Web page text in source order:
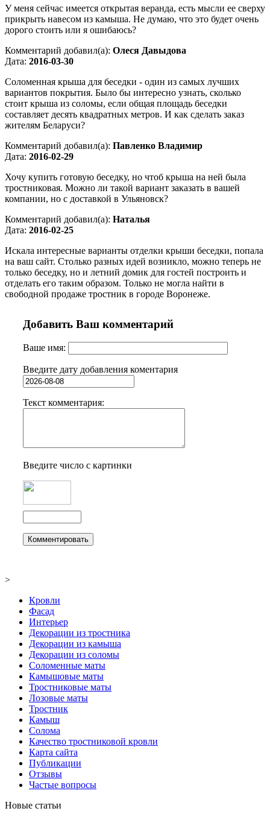
У меня сейчас имеется открытая веранда, есть мысли ее сверху
прикрыть навесом из камыша. Не думаю, что это будет очень
дорого стоить или я ошибаюсь?
Комментарий добавил(а): Олеся Давыдова
Дата: 2016-03-30
Соломенная крыша для беседки - один из самых лучших
вариантов покрытия. Было бы интересно узнать, сколько
стоит крыша из соломы, если общая площадь беседки
составляет десять квадратных метров. И как сделать заказ
жителям Беларуси?
Комментарий добавил(а): Павленко Владимир
Дата: 2016-02-29
Хочу купить готовую беседку, но чтоб крыша на ней была
тростниковая. Можно ли такой вариант заказать в вашей
компании, но с доставкой в Ульяновск?
Комментарий добавил(а): Наталья
Дата: 2016-02-25
Искала интересные варианты отделки крыши беседки, попала
на ваш сайт. Столько разных идей возникло, можно теперь не
только беседку, но и летний домик для гостей построить и
отделать его таким образом. Только не могла найти в
свободной продаже тростник в городе Воронеже.
Добавить Ваш комментарий
Ваше имя:
Введите дату добавления коментария
Текст комментария:
Введите число с картинки
>
Кровли
Фасад
Интерьер
Декорации из тростника
Декорации из камыша
Декорации из соломы
Соломенные маты
Камышовые маты
Тростниковые маты
Лозовые маты
Тростник
Камыш
Солома
Качество тростниковой кровли
Карта сайта
Публикации
Отзывы
Частые вопросы
Новые статьи